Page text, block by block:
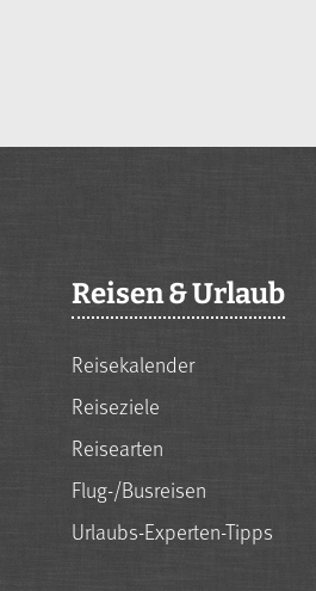
Reisen & Urlaub
Reisekalender
Reiseziele
Reisearten
Flug-/Busreisen
Urlaubs-Experten-Tipps